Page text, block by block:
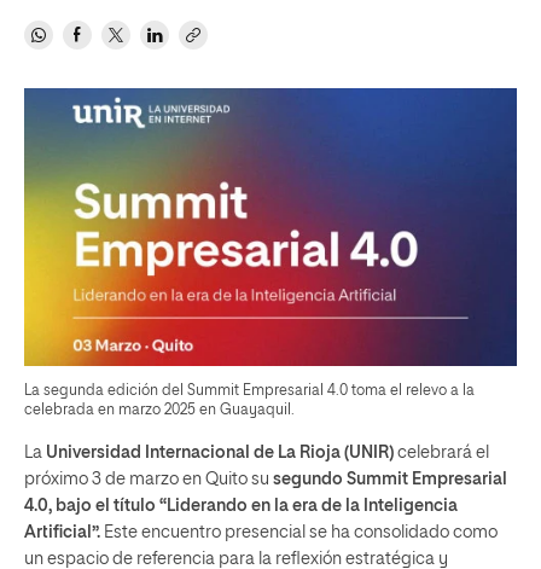
La segunda edición del Summit Empresarial 4.0 toma el relevo a la
celebrada en marzo 2025 en Guayaquil.
La Universidad Internacional de La Rioja (UNIR) celebrará el
próximo 3 de marzo en Quito su segundo Summit Empresarial
4.0, bajo el título “Liderando en la era de la Inteligencia
Artificial”. Este encuentro presencial se ha consolidado como
un espacio de referencia para la reflexión estratégica y